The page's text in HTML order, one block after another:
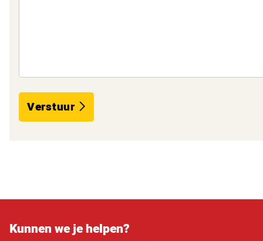
Verstuur
Kunnen we je helpen?